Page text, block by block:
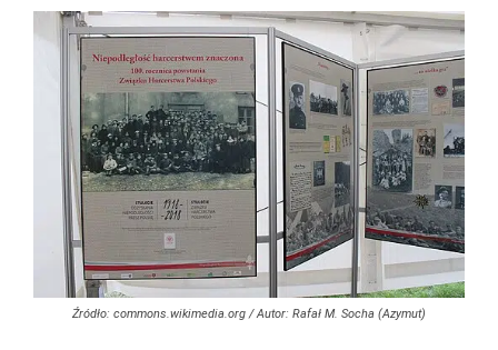
Źródło: commons.wikimedia.org / Autor: Rafał M. Socha (Azymut)